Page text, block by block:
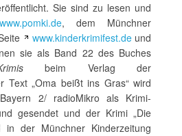
Sie sind zu lesen und
www.pomki.de, dem Münchner
www.kinderkrimifest.deund
sie als Band 22 des Buches
beim Verlag der
Text „Oma beißt ins Gras“ wird
2/ radioMikro als Krimi-
gesendet und der Krimi „Die
in der Münchner Kinderzeitung